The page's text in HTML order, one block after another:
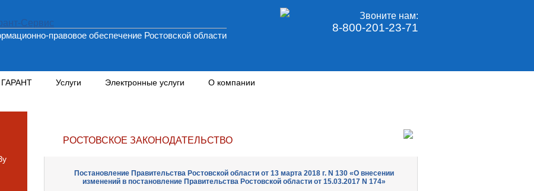
правовое обеспечение Ростовской области
Звоните нам:
8-800-201-23-71
ГАРАНТ Услуги Электронные услуги О компании
РОСТОВСКОЕ ЗАКОНОДАТЕЛЬСТВО
Постановление Правительства Ростовской области от 13 марта 2018 г. N 130 «О внесении
изменений в постановление Правительства Ростовской области от 15.03.2017 N 174»